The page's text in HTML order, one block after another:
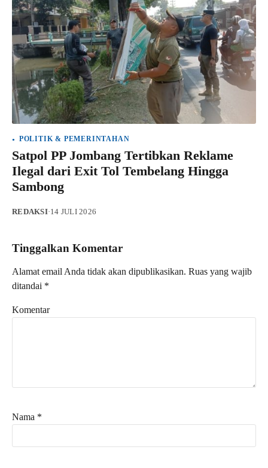
POLITIK & PEMERINTAHAN
Satpol PP Jombang Tertibkan Reklame
Ilegal dari Exit Tol Tembelang Hingga
Sambong
REDAKSI·14 JULI 2026
Tinggalkan Komentar
Alamat email Anda tidak akan dipublikasikan. Ruas yang wajib
ditandai *
Komentar
Nama *